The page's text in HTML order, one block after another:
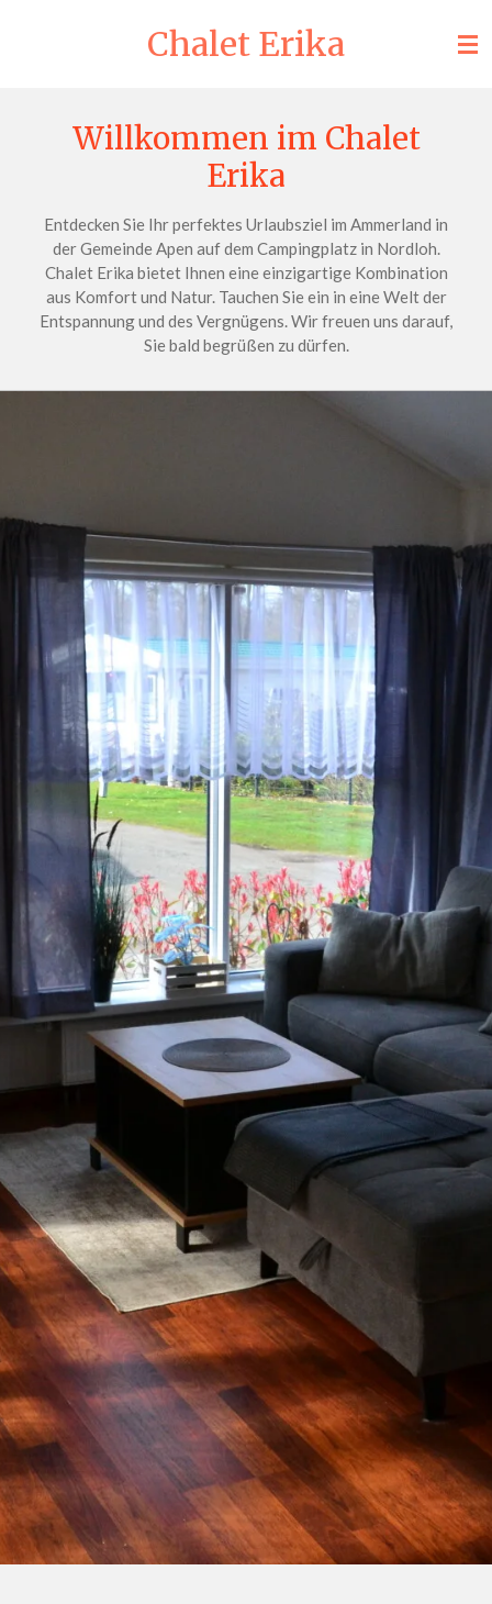
Chalet Erika
Willkommen im Chalet
Erika
Entdecken Sie Ihr perfektes Urlaubsziel im Ammerland in
der Gemeinde Apen auf dem Campingplatz in Nordloh.
Chalet Erika bietet Ihnen eine einzigartige Kombination
aus Komfort und Natur. Tauchen Sie ein in eine Welt der
Entspannung und des Vergnügens. Wir freuen uns darauf,
Sie bald begrüßen zu dürfen.